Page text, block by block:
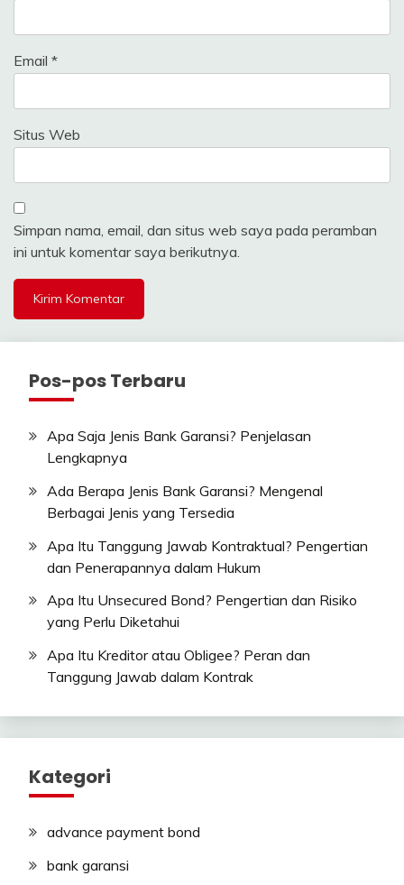
Email *
Situs Web
Simpan nama, email, dan situs web saya pada peramban
ini untuk komentar saya berikutnya.
Pos-pos Terbaru
Apa Saja Jenis Bank Garansi? Penjelasan
Lengkapnya
Ada Berapa Jenis Bank Garansi? Mengenal
Berbagai Jenis yang Tersedia
Apa Itu Tanggung Jawab Kontraktual? Pengertian
dan Penerapannya dalam Hukum
Apa Itu Unsecured Bond? Pengertian dan Risiko
yang Perlu Diketahui
Apa Itu Kreditor atau Obligee? Peran dan
Tanggung Jawab dalam Kontrak
Kategori
advance payment bond
bank garansi